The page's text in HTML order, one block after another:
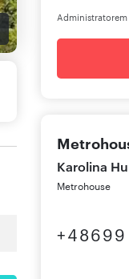
Karolina
Metrohouse
+48699